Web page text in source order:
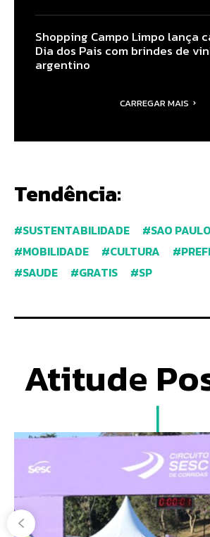
Shopping Campo Limpo lança
Dia dos Pais com brindes de
argentino
CARREGAR MAIS
Tendência:
SUSTENTABILIDADE
SAO PAULO
MOBILIDADE
CULTURA
SAUDE
GRATIS SP
Atitude